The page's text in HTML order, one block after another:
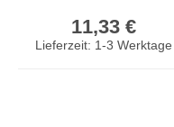
13x18cm
11,33 €
Lieferzeit: 1-3 Werktage